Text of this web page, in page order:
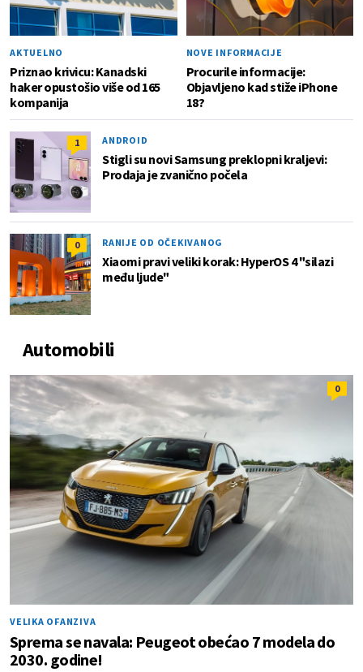
AKTUELNO
Priznao krivicu: Kanadski
haker opustošio više od 165
kompanija
NOVE INFORMACIJE
Procurile informacije:
Objavljeno kad stiže iPhone
18?
1 ANDROID
Stigli su novi Samsung preklopni kraljevi:
Prodaja je zvanično počela
0 RANIJE OD OČEKIVANOG
Xiaomi pravi veliki korak: HyperOS 4 "silazi
među ljude"
Automobili
0
VELIKA OFANZIVA
Sprema se navala: Peugeot obećao 7 modela do
2030. godine!